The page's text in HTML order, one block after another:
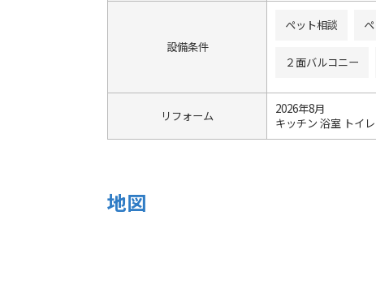
設備条件
ペット相談
２面バルコニー
リフォーム
2026年8月
キッチン 浴室 トイ
地図